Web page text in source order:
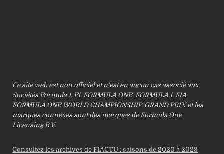
Ce site web est non officiel et n’est en aucun cas associé aux
Sociétés Formula 1. F1, FORMULA ONE, FORMULA 1, FIA
FORMULA ONE WORLD CHAMPIONSHIP, GRAND PRIX et les
marques connexes sont des marques de Formula One
Licensing B.V.
Consultez les archives de F1ACTU : saisons de 2020 à 2023